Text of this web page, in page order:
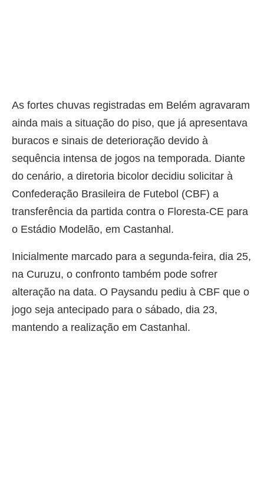
As fortes chuvas registradas em Belém agravaram
ainda mais a situação do piso, que já apresentava
buracos e sinais de deterioração devido à
sequência intensa de jogos na temporada. Diante
do cenário, a diretoria bicolor decidiu solicitar à
Confederação Brasileira de Futebol (CBF) a
transferência da partida contra o Floresta-CE para
o Estádio Modelão, em Castanhal.
Inicialmente marcado para a segunda-feira, dia 25,
na Curuzu, o confronto também pode sofrer
alteração na data. O Paysandu pediu à CBF que o
jogo seja antecipado para o sábado, dia 23,
mantendo a realização em Castanhal.